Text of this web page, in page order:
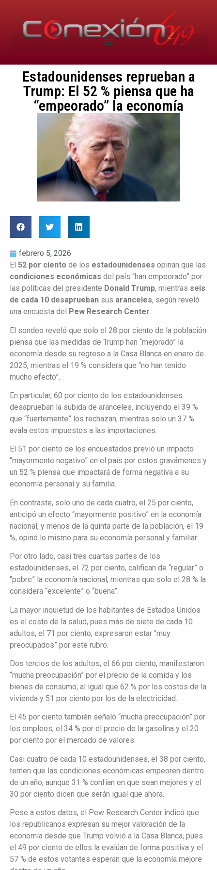
Estadounidenses reprueban a
Trump: El 52 % piensa que ha
“empeorado” la economía
febrero 5, 2026
El 52 por ciento de los estadounidenses opinan que las
condiciones económicas del país “han empeorado” por
las políticas del presidente Donald Trump, mientras seis
de cada 10 desaprueban sus aranceles, según reveló
una encuesta del
Pew Research Center.
El sondeo reveló que solo el 28 por ciento de la población
piensa que las medidas de Trump han “mejorado” la
economía desde su regreso a la Casa Blanca en enero de
2025, mientras el 19 % considera que “no han tenido
mucho efecto”.
En particular, 60 por ciento de los estadounidenses
desaprueban la subida de aranceles, incluyendo el 39 %
que “fuertemente” los rechazan, mientras solo un 37 %
avala estos impuestos a las importaciones.
El 51 por ciento de los encuestados previó un impacto
“mayormente negativo” en el país por estos gravámenes y
un 52 % piensa que impactará de forma negativa a su
economía personal y su familia.
En contraste, solo uno de cada cuatro, el 25 por ciento,
anticipó un efecto “mayormente positivo” en la economía
nacional, y menos de la quinta parte de la población, el 19
%, opinó lo mismo para su economía personal y familiar.
Por otro lado, casi tres cuartas partes de los
estadounidenses, el 72 por ciento, califican de “regular” o
“pobre” la economía nacional, mientras que solo el 28 % la
considera “excelente” o “buena”.
La mayor inquietud de los habitantes de Estados Unidos
es el costo de la salud, pues más de siete de cada 10
adultos, el 71 por ciento, expresaron estar “muy
preocupados” por este rubro.
Dos tercios de los adultos, el 66 por ciento, manifestaron
“mucha preocupación” por el precio de la comida y los
bienes de consumo, al igual que 62 % por los costos de la
vivienda y 51 por ciento por los de la electricidad.
El 45 por ciento también señaló “mucha preocupación” por
los empleos, el 34 % por el precio de la gasolina y el 20
por ciento por el mercado de valores.
Casi cuatro de cada 10 estadounidenses, el 38 por ciento,
temen que las condiciones económicas empeoren dentro
de un año, aunque 31 % confían en que sean mejores y el
30 por ciento dicen que serán igual que ahora.
Pese a estos datos, el Pew Research Center indicó que
los republicanos expresan su mejor valoración de la
economía desde que Trump volvió a la Casa Blanca, pues
el 49 por ciento de ellos la evalúan de forma positiva y el
57 % de estos votantes esperan que la economía mejore